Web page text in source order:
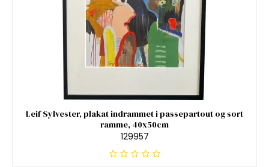
Leif Sylvester, plakat indrammet i passepartout og sort
ramme, 40x50cm
129957